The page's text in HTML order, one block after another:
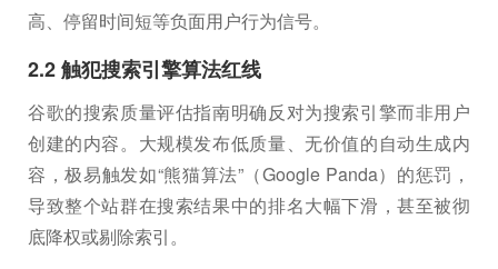
高、停留时间短等负面用户行为信号。
2.2 触犯搜索引擎算法红线
谷歌的搜索质量评估指南明确反对为搜索引擎而非用户
创建的内容。大规模发布低质量、无价值的自动生成内
容，极易触发如“熊猫算法”（Google Panda）的惩罚，
导致整个站群在搜索结果中的排名大幅下滑，甚至被彻
底降权或剔除索引。